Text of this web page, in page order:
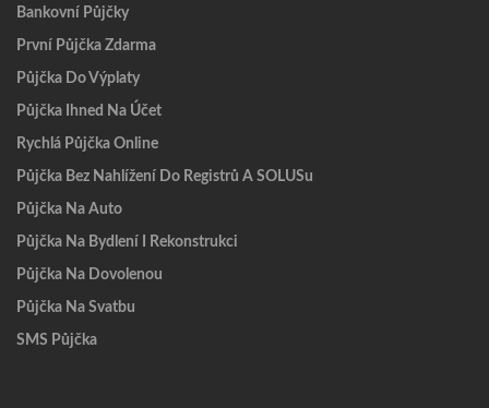
Bankovní Půjčky
První Půjčka Zdarma
Půjčka Do Výplaty
Půjčka Ihned Na Účet
Rychlá Půjčka Online
Půjčka Bez Nahlížení Do Registrů A SOLUSu
Půjčka Na Auto
Půjčka Na Bydlení I Rekonstrukci
Půjčka Na Dovolenou
Půjčka Na Svatbu
SMS Půjčka